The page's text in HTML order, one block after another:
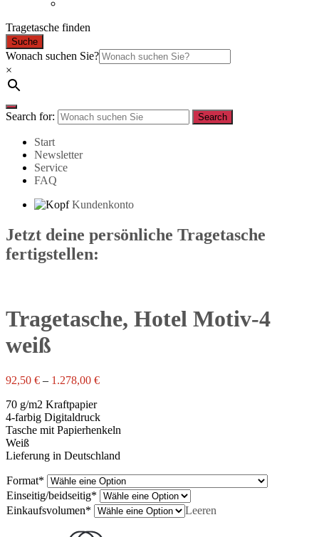
Tragetasche finden
Suche
Wonach suchen Sie?
×
Search for: Search
Start
Newsletter
Service
FAQ
Kundenkonto
Jetzt deine persönliche Tragetasche
fertigstellen:
Tragetasche, Hotel Motiv-4
weiß
92,50 € – 1.278,00 €
70 g/m2 Kraftpapier
4-farbig Digitaldruck
Tasche mit Papierhenkeln
Weiß
Lieferung in Deutschland
Format*
Einseitig/beidseitig*
Einkaufsvolumen* Leeren